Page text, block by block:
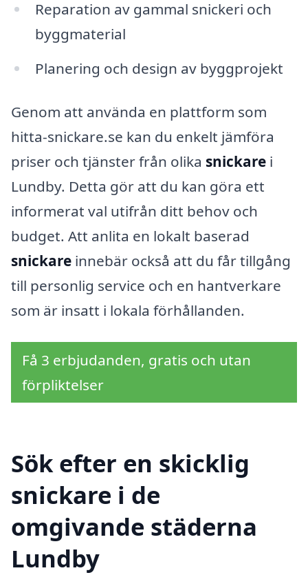
Reparation av gammal snickeri och
byggmaterial
Planering och design av byggprojekt
Genom att använda en plattform som
hitta-snickare.se kan du enkelt jämföra
priser och tjänster från olika snickare i
Lundby. Detta gör att du kan göra ett
informerat val utifrån ditt behov och
budget. Att anlita en lokalt baserad
snickare innebär också att du får tillgång
till personlig service och en hantverkare
som är insatt i lokala förhållanden.
Få 3 erbjudanden, gratis och utan
förpliktelser
Sök efter en skicklig
snickare i de
omgivande städerna
Lundby